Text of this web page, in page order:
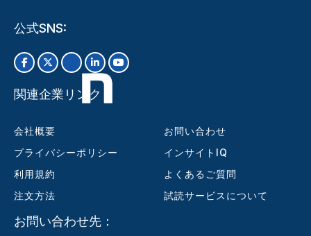
公式SNS:
関連企業リンク
会社概要
プライバシーポリシー
利用規約
注文方法
お問い合わせ
インサイトIQ
よくあるご質問
試読サービスについて
お問い合わせ先：